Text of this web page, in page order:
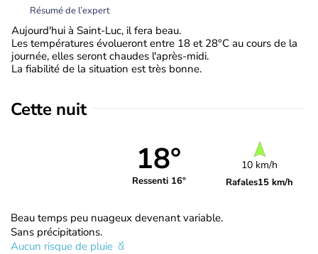
Résumé de l’expert
Aujourd'hui à Saint-Luc, il fera beau.
Les températures évolueront entre 18 et 28°C au cours de la
journée, elles seront chaudes l'après-midi.
La fiabilité de la situation est très bonne.
Cette nuit
18°
Ressenti 16°
10 km/h
Rafales15 km/h
Beau temps peu nuageux devenant variable.
Sans précipitations.
Aucun risque de pluie